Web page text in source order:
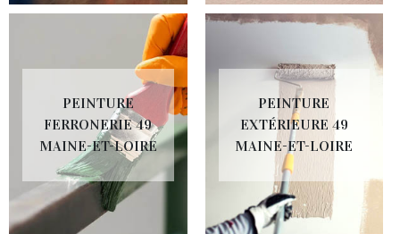
PEINTURE
FERRONERIE 49
MAINE-ET-LOIRE
PEINTURE
EXTÉRIEURE 49
MAINE-ET-LOIRE